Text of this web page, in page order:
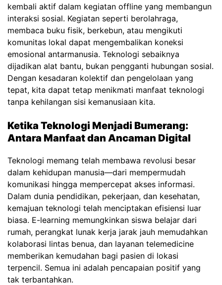
kembali aktif dalam kegiatan offline yang membangun
interaksi sosial. Kegiatan seperti berolahraga,
membaca buku fisik, berkebun, atau mengikuti
komunitas lokal dapat mengembalikan koneksi
emosional antarmanusia. Teknologi sebaiknya
dijadikan alat bantu, bukan pengganti hubungan sosial.
Dengan kesadaran kolektif dan pengelolaan yang
tepat, kita dapat tetap menikmati manfaat teknologi
tanpa kehilangan sisi kemanusiaan kita.
Ketika Teknologi Menjadi Bumerang:
Antara Manfaat dan Ancaman Digital
Teknologi memang telah membawa revolusi besar
dalam kehidupan manusia—dari mempermudah
komunikasi hingga mempercepat akses informasi.
Dalam dunia pendidikan, pekerjaan, dan kesehatan,
kemajuan teknologi telah menciptakan efisiensi luar
biasa. E-learning memungkinkan siswa belajar dari
rumah, perangkat lunak kerja jarak jauh memudahkan
kolaborasi lintas benua, dan layanan telemedicine
memberikan kemudahan bagi pasien di lokasi
terpencil. Semua ini adalah pencapaian positif yang
tak terbantahkan.